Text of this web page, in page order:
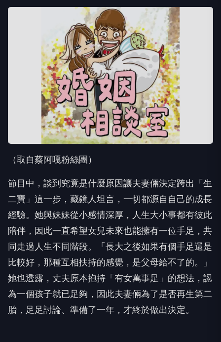
（取自蔡阿嘎粉絲團）
節目中，談到究竟是什麼原因讓夫妻倆決定跨出「生
二寶」這一步，藏鏡人坦言，一切都源自自己的成長
經驗。她與妹妹從小感情深厚，人生大小事都有彼此
陪伴，因此一直希望女兒未來也能擁有一位手足，共
同走過人生不同階段。「長大之後如果有個手足還是
比較好，那種互相扶持的感覺，是父母給不了的。」
她也透露，丈夫原本抱持「有女萬事足」的想法，認
為一個孩子就已足夠，因此夫妻倆為了是否再生第二
胎，足足討論、準備了一年，才終於做出決定。